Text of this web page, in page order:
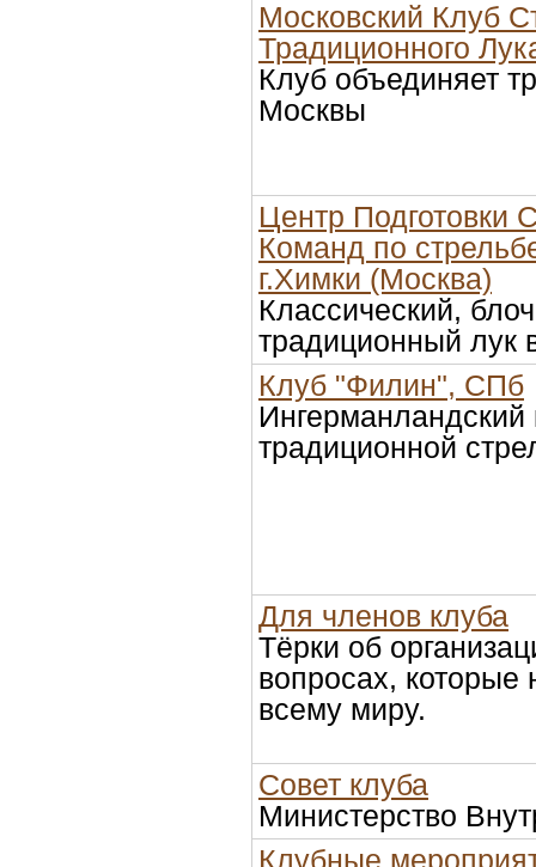
Московский Клуб
Традиционного
Клуб объединяет
Москвы
Центр Подготовки
Команд по
г.Химки (Москва)
Классический,
традиционный лук
Клуб "Филин", СПб
Ингерманландский
традиционной
Для членов клуба
Тёрки об
вопросах, которые
всему миру.
Совет клуба
Министерство
Клубные